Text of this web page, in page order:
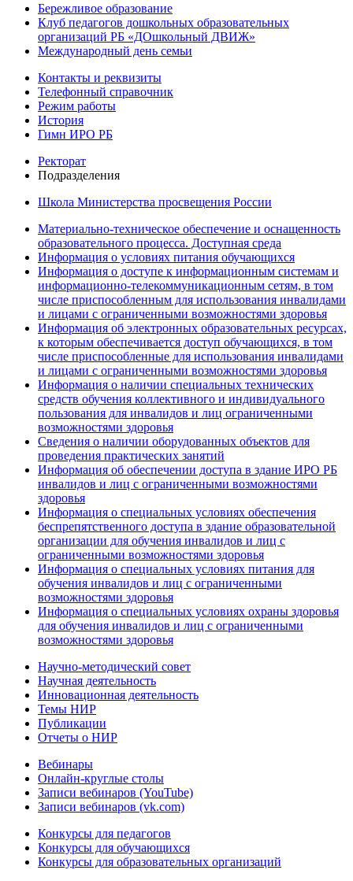
Бережливое образование
Клуб педагогов дошкольных образовательных
организаций РБ «ДОшкольный ДВИЖ»
Международный день семьи
Контакты и реквизиты
Телефонный справочник
Режим работы
История
Гимн ИРО РБ
Ректорат
Подразделения
Школа Министерства просвещения России
Материально-техническое обеспечение и оснащенность
образовательного процесса. Доступная среда
Информация о условиях питания обучающихся
Информация о доступе к информационным системам и
информационно-телекоммуникационным сетям, в том
числе приспособленным для использования инвалидами
и лицами с ограниченными возможностями здоровья
Информация об электронных образовательных ресурсах,
к которым обеспечивается доступ обучающихся, в том
числе приспособленные для использования инвалидами
и лицами с ограниченными возможностями здоровья
Информация о наличии специальных технических
средств обучения коллективного и индивидуального
пользования для инвалидов и лиц ограниченными
возможностями здоровья
Сведения о наличии оборудованных объектов для
проведения практических занятий
Информация об обеспечении доступа в здание ИРО РБ
инвалидов и лиц с ограниченными возможностями
здоровья
Информация о специальных условиях обеспечения
беспрепятственного доступа в здание образовательной
организации для обучения инвалидов и лиц с
ограниченными возможностями здоровья
Информация о специальных условиях питания для
обучения инвалидов и лиц с ограниченными
возможностями здоровья
Информация о специальных условиях охраны здоровья
для обучения инвалидов и лиц с ограниченными
возможностями здоровья
Научно-методический совет
Научная деятельность
Инновационная деятельность
Темы НИР
Публикации
Отчеты о НИР
Вебинары
Онлайн-круглые столы
Записи вебинаров (YouTube)
Записи вебинаров (vk.com)
Конкурсы для педагогов
Конкурсы для обучающихся
Конкурсы для образовательных организаций